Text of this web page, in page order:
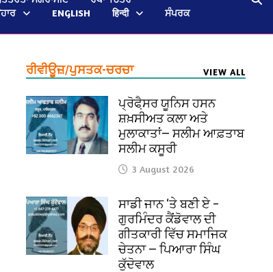
ENGLISH हिन्दी
ਸੰਪਰਕ
ਰੀਵੀਊਜ਼/ਪੁਸਤਕ-ਚਰਚਾ VIEW ALL
ਪ੍ਰੋਫੈ਼ਸਰ ਯੂਨਿਸ ਹਸਨ
ਸ਼ਖ਼ਸੀਅਤ ਕਲਾ ਅਤੇ
ਮੁਲਾਕਾਤਾਂ— ਸਲੀਮ ਆਫ਼ਤਾਬ
ਸਲੀਮ ਕਸੂਰੀ
3 August 2026
ਸਾਡੀ ਜਾਨ ‘ਤੇ ਬਣੀ ਏ –
ਗੁਰਮਿੰਦਰ ਕੈਂਡੋਵਾਲ ਦੀ
ਗੀਤਕਾਰੀ ਵਿੱਚ ਸਮਾਜਿਕ
ਚੇਤਨਾ — ਪਿਆਰਾ ਸਿੰਘ
ਕੁੱਦੋਵਾਲ